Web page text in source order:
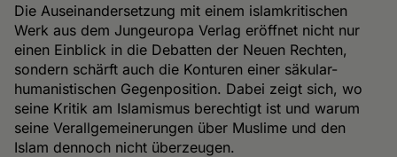
Die Auseinandersetzung mit einem islamkritischen
Werk aus dem Jungeuropa Verlag eröffnet nicht nur
einen Einblick in die Debatten der Neuen Rechten,
sondern schärft auch die Konturen einer säkular-
humanistischen Gegenposition. Dabei zeigt sich, wo
seine Kritik am Islamismus berechtigt ist und warum
seine Verallgemeinerungen über Muslime und den
Islam dennoch nicht überzeugen.